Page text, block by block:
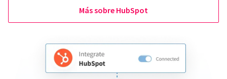
Más sobre HubSpot